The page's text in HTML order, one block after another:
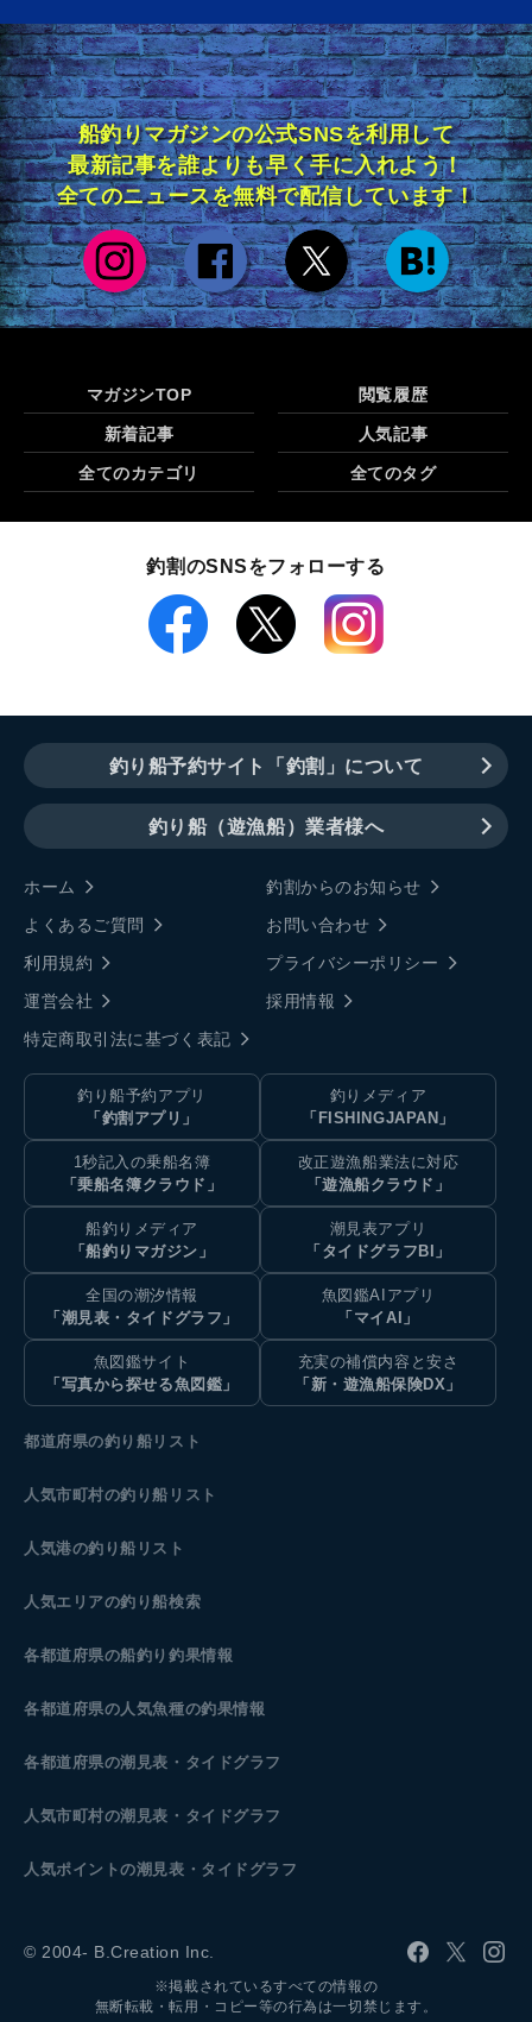
船釣りマガジンの公式SNSを利用して
最新記事を誰よりも早く手に入れよう！
全てのニュースを無料で配信しています！
マガジンTOP 閲覧履歴
新着記事 人気記事
全てのカテゴリ 全てのタグ
釣割のSNSをフォローする
釣り船予約サイト「釣割」について
釣り船（遊漁船）業者様へ
ホーム
釣割からのお知らせ
よくあるご質問
お問い合わせ
利用規約
プライバシーポリシー
運営会社
採用情報
特定商取引法に基づく表記
釣り船予約アプリ
「釣割アプリ」
釣りメディア
「FISHINGJAPAN」
1秒記入の乗船名簿
「乗船名簿クラウド」
改正遊漁船業法に対応
「遊漁船クラウド」
船釣りメディア
「船釣りマガジン」
潮見表アプリ
「タイドグラフBI」
全国の潮汐情報
「潮見表・タイドグラフ」
魚図鑑AIアプリ
「マイAI」
魚図鑑サイト
「写真から探せる魚図鑑」
充実の補償内容と安さ
「新・遊漁船保険DX」
都道府県の釣り船リスト
人気市町村の釣り船リスト
人気港の釣り船リスト
人気エリアの釣り船検索
各都道府県の船釣り釣果情報
各都道府県の人気魚種の釣果情報
各都道府県の潮見表 ・タイドグラフ
人気市町村の潮見表・タイドグラフ
人気ポイントの潮見表・タイドグラフ
© 2004- B.Creation Inc.
※掲載されているすべての情報の
無断転載・転用・コピー等の行為は一切禁じます。